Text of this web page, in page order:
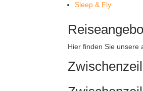
Sleep & Fly
Hier finden Sie unsere